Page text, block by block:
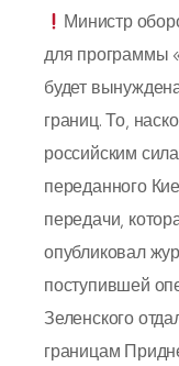
Министр
для программы
будет
границ. То,
российским
переданного
передачи,
опубликовал
поступившей
Зеленского
границам